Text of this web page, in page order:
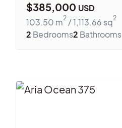
$385,000 USD
103.50 m2 /1,113.66 sq2
2 Bedrooms2 Bathrooms